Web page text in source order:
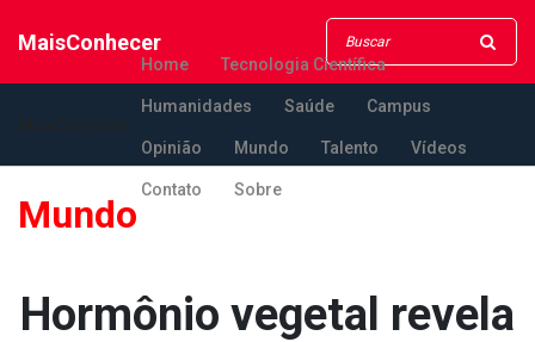
MaisConhecer
Home Tecnologia Científica
Humanidades Saúde Campus
Opinião Mundo Talento Vídeos
Contato Sobre
Mundo
Hormônio vegetal revela